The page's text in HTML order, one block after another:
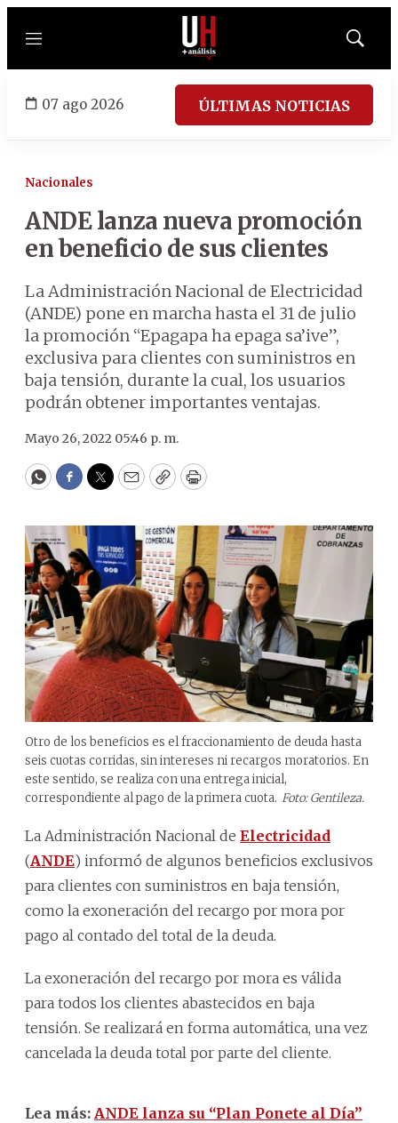
Menú
Mostrar
07 ago 2026 ÚLTIMAS NOTICIAS
Nacionales
ANDE lanza nueva promoción
en beneficio de sus clientes
La Administración Nacional de Electricidad
(ANDE) pone en marcha hasta el 31 de julio
la promoción “Epagapa ha epaga sa’ive”,
exclusiva para clientes con suministros en
baja tensión, durante la cual, los usuarios
podrán obtener importantes ventajas.
Mayo 26, 2022 05:46 p. m.
WhatsApp
Facebook
Twitter
EmailCopyPrint
Otro de los beneficios es el fraccionamiento de deuda hasta
seis cuotas corridas, sin intereses ni recargos moratorios. En
este sentido, se realiza con una entrega inicial,
correspondiente al pago de la primera cuota. Foto: Gentileza.
La Administración Nacional de Electricidad
(ANDE) informó de algunos beneficios exclusivos
para clientes con suministros en baja tensión,
como la exoneración del recargo por mora por
pago al contado del total de la deuda.
La exoneración del recargo por mora es válida
para todos los clientes abastecidos en baja
tensión. Se realizará en forma automática, una vez
cancelada la deuda total por parte del cliente.
Lea más: ANDE lanza su “Plan Ponete al Día”